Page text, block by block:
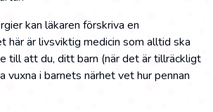
kan läkaren förskriva en
här är livsviktig medicin som alltid ska
till att du, ditt barn (när det är tillräckligt
vuxna i barnets närhet vet hur pennan